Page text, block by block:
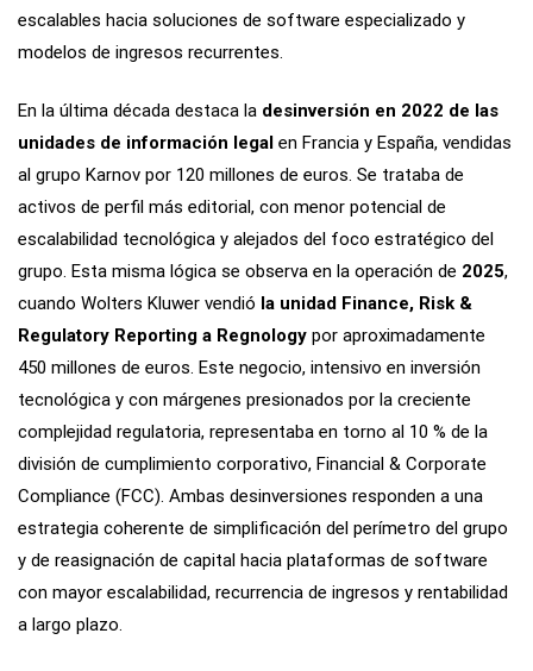
escalables hacia soluciones de software especializado y
modelos de ingresos recurrentes.
En la última década destaca la desinversión en 2022 de las
unidades de información legal en Francia y España, vendidas
al grupo Karnov por 120 millones de euros. Se trataba de
activos de perfil más editorial, con menor potencial de
escalabilidad tecnológica y alejados del foco estratégico del
grupo. Esta misma lógica se observa en la operación de 2025,
cuando Wolters Kluwer vendió la unidad Finance, Risk &
Regulatory Reporting a Regnology por aproximadamente
450 millones de euros. Este negocio, intensivo en inversión
tecnológica y con márgenes presionados por la creciente
complejidad regulatoria, representaba en torno al 10 % de la
división de cumplimiento corporativo, Financial & Corporate
Compliance (FCC). Ambas desinversiones responden a una
estrategia coherente de simplificación del perímetro del grupo
y de reasignación de capital hacia plataformas de software
con mayor escalabilidad, recurrencia de ingresos y rentabilidad
a largo plazo.